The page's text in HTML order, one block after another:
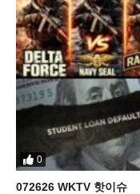
0
072626 WKTV 핫이슈